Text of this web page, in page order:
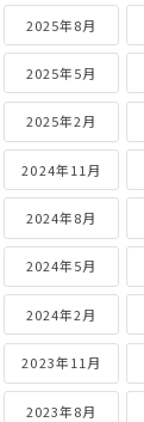
2025年8月
2025年5月
2025年2月
2024年11月
2024年8月
2024年5月
2024年2月
2023年11月
2023年8月